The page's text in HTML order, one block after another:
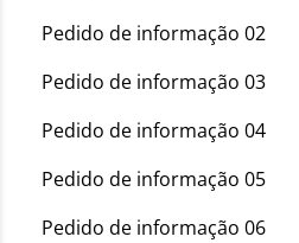
Pedido de informação 02
Pedido de informação 03
Pedido de informação 04
Pedido de informação 05
Pedido de informação 06